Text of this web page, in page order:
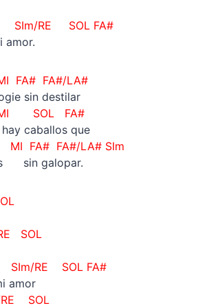
RE SOL FA#
amor.
FA# FA#/LA#
sin destilar
SOL FA#
caballos que
FA# FA#/LA# SIm
sin galopar.
SOL
RE SOL FA#
amor
SOL